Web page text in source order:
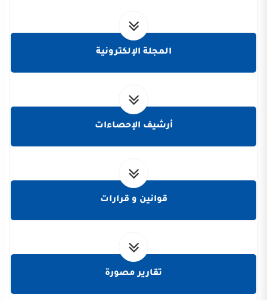
المجلة الإلكترونية
أرشيف الإحصاءات
قوانين و قرارات
تقارير مصورة